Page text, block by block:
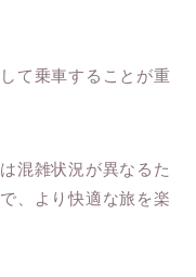
て乗車することが重
混雑状況が異なるた
、より快適な旅を楽